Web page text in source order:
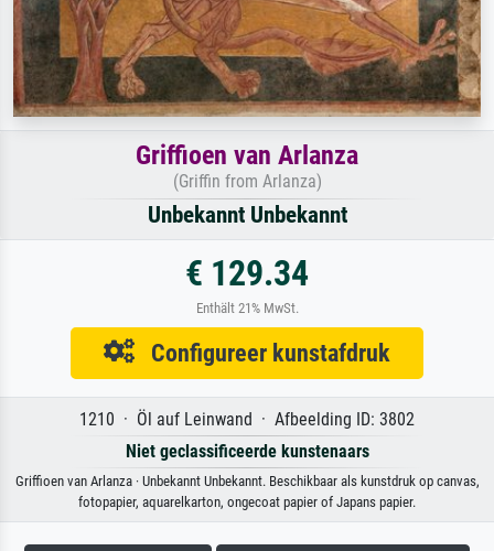
Griffioen van Arlanza
(Griffin from Arlanza)
Unbekannt Unbekannt
€ 129.34
Enthält 21% MwSt.
Configureer kunstafdruk
1210 · Öl auf Leinwand · Afbeelding ID: 3802
Niet geclassificeerde kunstenaars
Griffioen van Arlanza · Unbekannt Unbekannt. Beschikbaar als kunstdruk op canvas,
fotopapier, aquarelkarton, ongecoat papier of Japans papier.